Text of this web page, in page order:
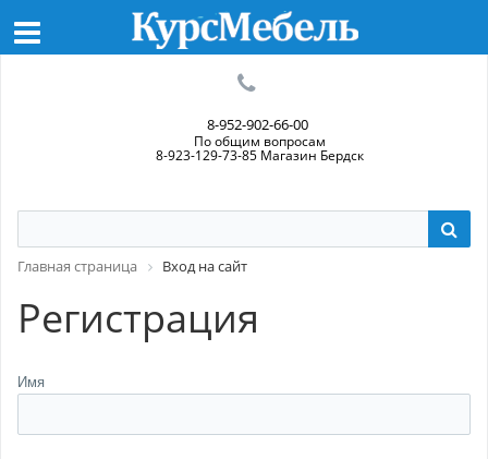
8-952-902-66-00
По общим вопросам
8-923-129-73-85 Магазин Бердск
Главная страница Вход на сайт
Регистрация
Имя